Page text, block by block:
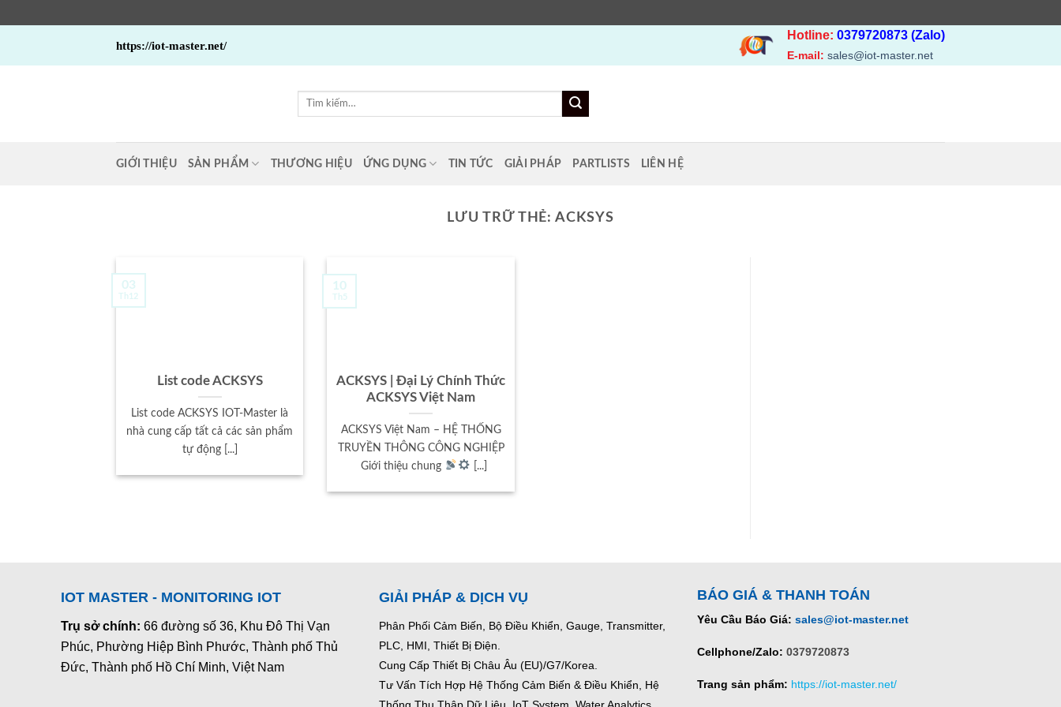
https://iot-master.net/
Hotline: 0379720873 (Zalo)
E-mail: sales@iot-master.net
Tìm
GIỚI THIỆU SẢN PHẨM THƯƠNG HIỆU ỨNG DỤNG TIN TỨC GIẢI PHÁP PARTLISTS LIÊN HỆ
LƯU TRỮ THẺ:ACKSYS
List code ACKSYS
List code ACKSYS IOT-Master là
nhà cung cấp tất cả các sản phẩm
tự động [...]
03
Th12
ACKSYS | Đại Lý Chính Thức
ACKSYS Việt Nam
ACKSYS Việt Nam – HỆ THỐNG
TRUYỀN THÔNG CÔNG NGHIỆP
Giới thiệu chung
[...]
10
Th5
IOT MASTER - MONITORING IOT
Trụ sở chính: 66 đường số 36, Khu Đô Thị Vạn
Phúc, Phường Hiệp Bình Phước, Thành phố Thủ
Đức, Thành phố Hồ Chí Minh, Việt Nam
GIẢI PHÁP & DỊCH VỤ
Phân Phối Cảm Biến, Bộ Điều Khiển, Gauge, Transmitter,
PLC, HMI, Thiết Bị Điện.
Cung Cấp Thiết Bị Châu Âu (EU)/G7/Korea.
Tư Vấn Tích Hợp Hệ Thống Cảm Biến & Điều Khiển, Hệ
BÁO GIÁ & THANH TOÁN
Yêu Cầu Báo Giá: sales@iot-master.net
Cellphone/Zalo: 0379720873
Trang sản phẩm: https://iot-master.net/